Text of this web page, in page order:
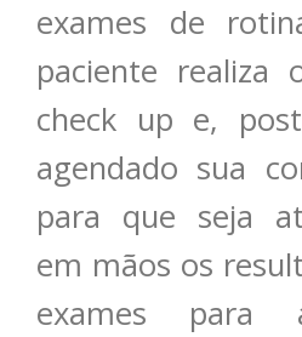
exames de
paciente realiza
check up e,
agendado sua
para que seja
em mãos os
exames para